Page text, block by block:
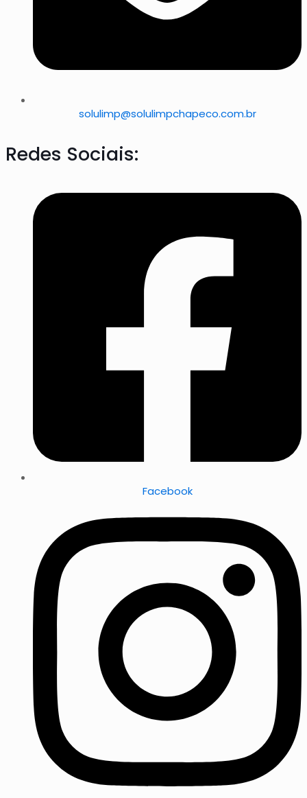
solulimp@solulimpchapeco.com.br
Redes Sociais:
Facebook